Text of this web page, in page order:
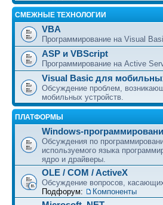
СМЕЖНЫЕ ТЕХНОЛОГИИ
VBA
Программирование на Visual
ASP и VBScript
Программирование на Active
Visual Basic для
Обсуждение проблем,
мобильных устройств.
ПЛАТФОРМЫ
Windows-
Обсуждения по
используемого языка
ядро и драйверы.
OLE / COM / ActiveX
Обсуждение вопросов,
Подфорум:
Компоненты